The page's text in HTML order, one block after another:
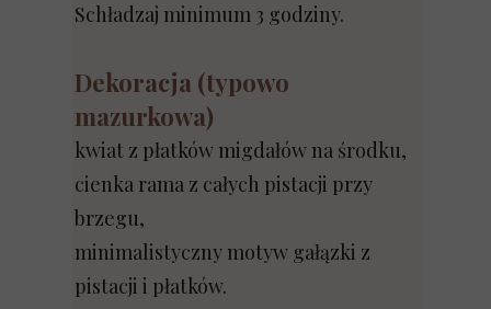
Schładzaj minimum 3 godziny.
Dekoracja (typowo
mazurkowa)
kwiat z płatków migdałów na środku,
cienka rama z całych pistacji przy
brzegu,
minimalistyczny motyw gałązki z
pistacji i płatków.